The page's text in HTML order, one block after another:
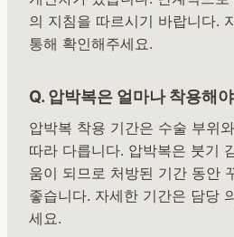
의 지침을 따르시기 바랍니다.
통해 확인해주세요.
Q. 압박복은 얼마나 착용해
압박복 착용 기간은 수술 부위
따라 다릅니다. 압박복은 붓기
움이 되므로 처방된 기간 동안
좋습니다. 자세한 기간은 담당
세요.